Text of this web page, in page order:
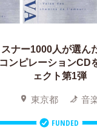
スナー1000人が選ん
ンピレーションCD
ェクト第1弾
東京都 音
FUNDED